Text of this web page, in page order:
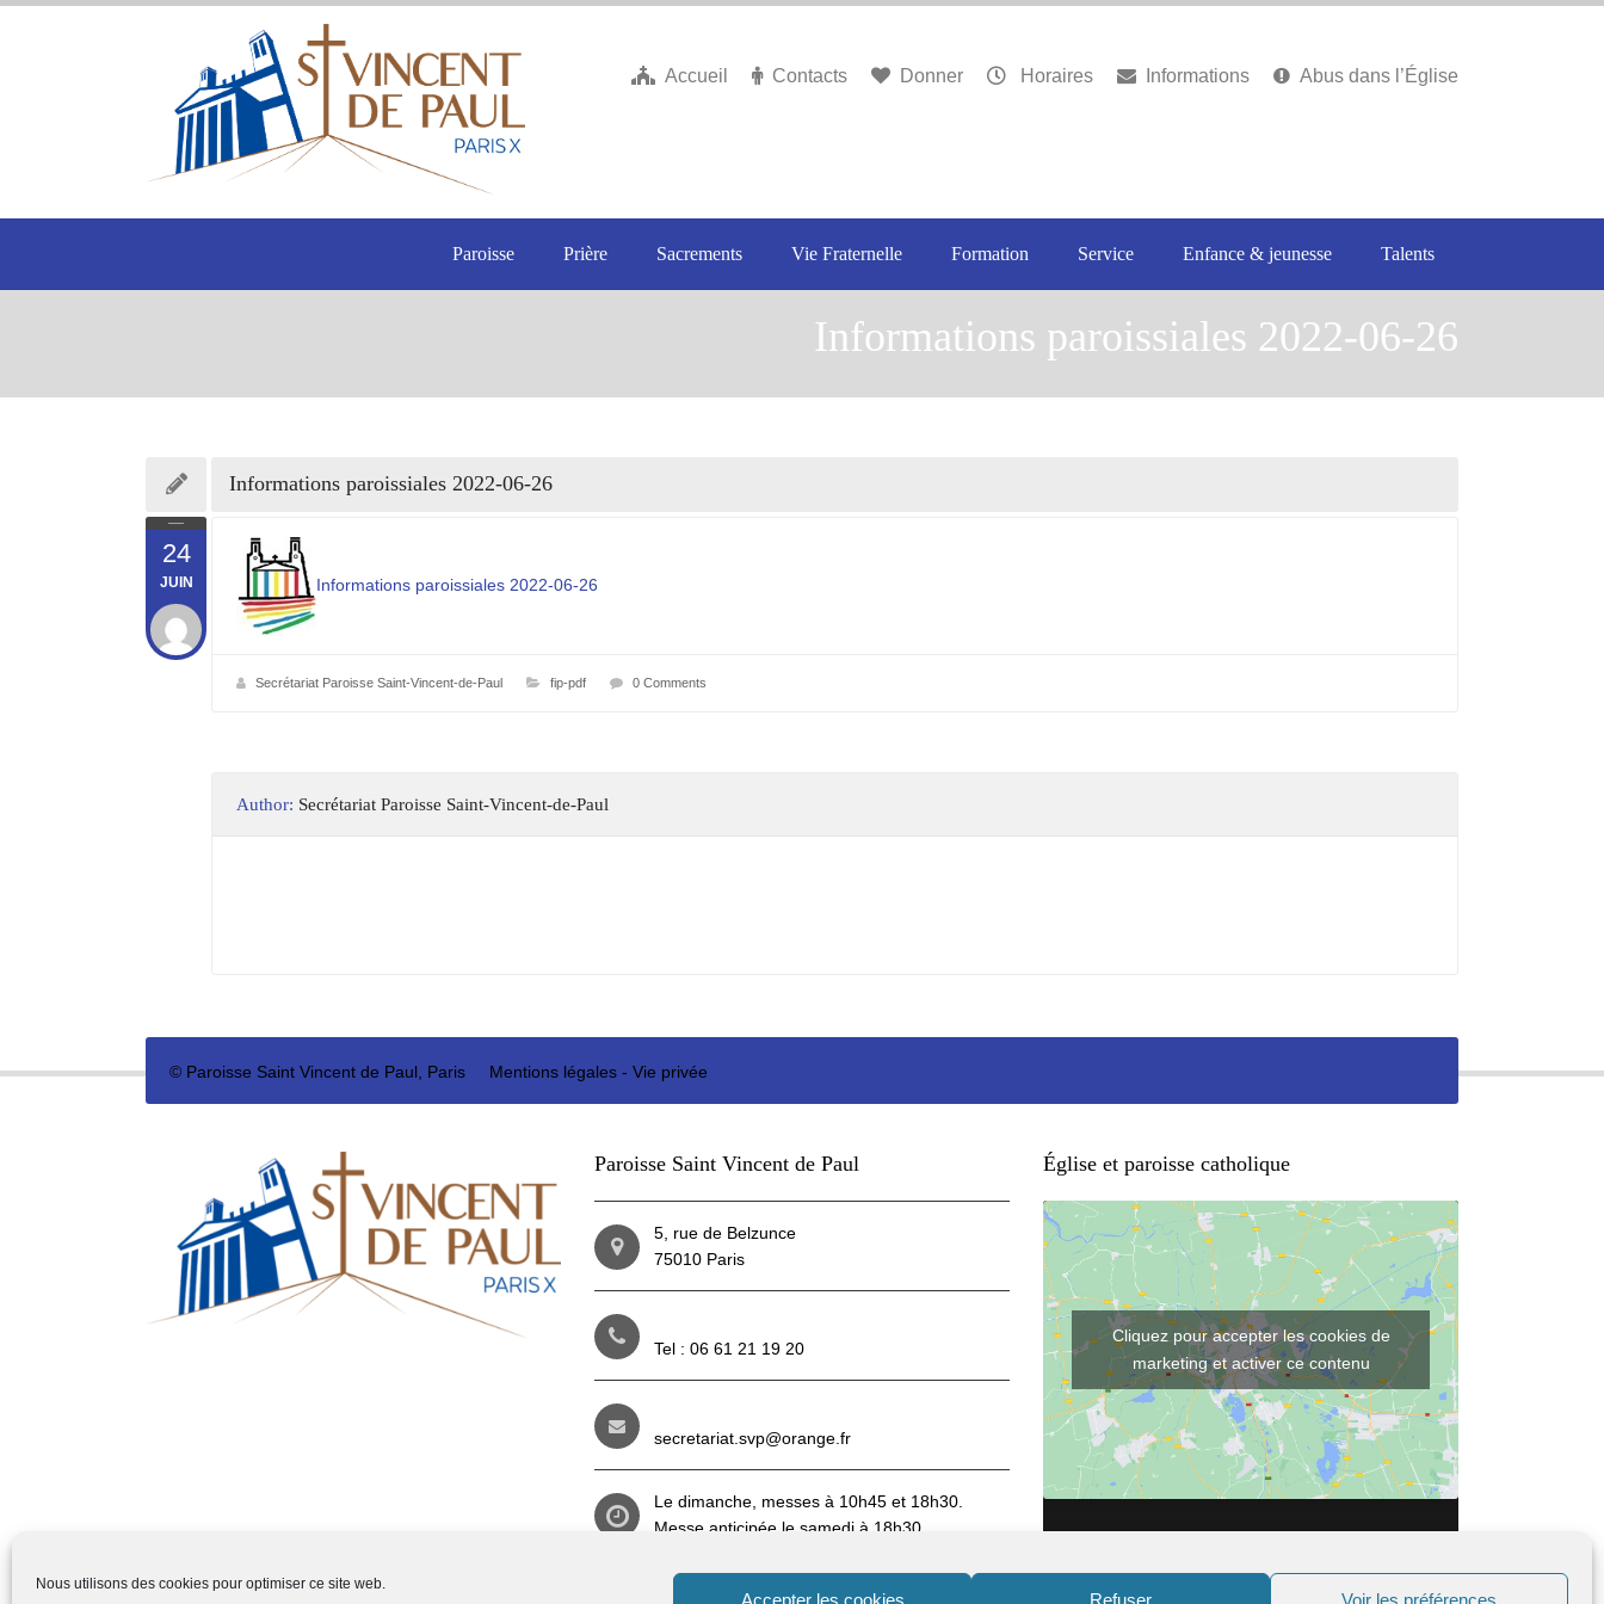
Nous utilisons des cookies pour optimiser ce site web.
Accepter les cookies Refuser Voir les préférences
Accueil Contacts Donner Horaires Informations Abus dans l’Église
Paroisse Prière Sacrements Vie Fraternelle Formation Service Enfance & jeunesse Talents
Informations paroissiales 2022-06-26
24
JUIN
Informations paroissiales 2022-06-26
Informations paroissiales 2022-06-26
Secrétariat Paroisse Saint-Vincent-de-Paul fip-pdf 0 Comments
Author: Secrétariat Paroisse Saint-Vincent-de-Paul
© Paroisse Saint Vincent de Paul, Paris Mentions légales - Vie privée
Paroisse Saint Vincent de Paul
5, rue de Belzunce
75010 Paris
Tel : 06 61 21 19 20
secretariat.svp@orange.fr
Le dimanche, messes à 10h45 et 18h30.
Messe anticipée le samedi à 18h30.
Reportez-vous aux
pendant
Église et paroisse catholique
Cliquez pour accepter les cookies de
marketing et activer ce contenu